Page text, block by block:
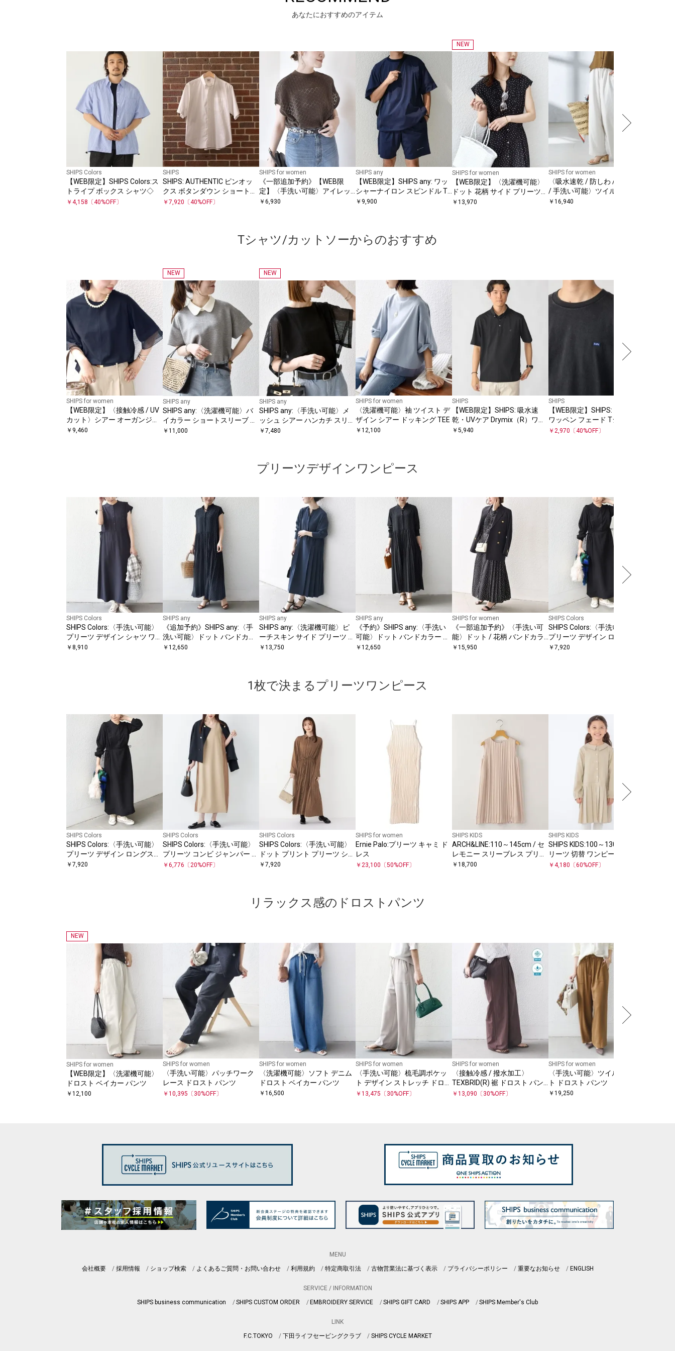
あなたにおすすめのアイテム
SHIPS Colors
【WEB限定】SHIPS Colors:ス
トライプ ボックス シャツ◇
￥ 4,158 〔40%OFF〕
SHIPS
SHIPS: AUTHENTIC ピンオッ
クス ボタンダウン ショートス
リーブ シャツ
￥ 7,920 〔40%OFF〕
SHIPS for women
《一部追加予約》【WEB限
定】〈手洗い可能〉アイレッ
ト クルーネック プルオーバー
￥ 6,930
SHIPS any
【WEB限定】SHIPS any: ワッ
シャーナイロン スピンドル T
シャツ＋イージーショーツ セ
￥ 9,900
NEW
SHIPS for women
【WEB限定】〈洗濯機可能〉
ドット 花柄 サイド プリーツ
フレンチスリーブ ワンピース
￥ 13,970
SHIPS for women
〈吸水速乾 / 防しわ / 接触冷感
/ 手洗い可能〉ツイル ドロス
ト パンツ
￥ 16,940
Tシャツ/カットソーからのおすすめ
SHIPS for women
【WEB限定】〈接触冷感 / UV
カット〉シアー オーガンジー
コンビ プルオーバー
￥ 9,460
NEW
SHIPS any
SHIPS any:〈洗濯機可能〉バ
イカラー ショートスリーブ プ
ルオーバー
￥ 11,000
NEW
SHIPS any
SHIPS any:〈手洗い可能〉メ
ッシュ シアー ハンカチ スリー
ブ ドッキング TEE
￥ 7,480
SHIPS for women
〈洗濯機可能〉袖 ツイスト デ
ザイン シアー ドッキング TEE
￥ 12,100
SHIPS
【WEB限定】SHIPS: 吸水速
乾・UVケア Drymix（R）ワン
ポイントロゴ ボタンダウン ポ
￥ 5,940
SHIPS
【WEB限定】SHIPS: マイクロ
ワッペン フェード Tシャツ
￥ 2,970 〔40%OFF〕
プリーツデザインワンピース
SHIPS Colors
SHIPS Colors:〈手洗い可能〉
プリーツ デザイン シャツ ワン
ピース2◇
￥ 8,910
SHIPS any
《追加予約》SHIPS any:〈手
洗い可能〉ドット バンドカラ
ー フレンチ プリーツ ロング
￥ 12,650
SHIPS any
SHIPS any:〈洗濯機可能〉ピ
ーチスキン サイド プリーツ バ
ンドカラー シャツ ワンピース
￥ 13,750
SHIPS any
《予約》SHIPS any:〈手洗い
可能〉ドット バンドカラー プ
リーツ ロング ワンピース
￥ 12,650
SHIPS for women
《一部追加予約》〈手洗い可
能〉ドット / 花柄 バンドカラ
ー サイド プリーツ ワンピース
￥ 15,950
SHIPS Colors
SHIPS Colors:〈手洗い可能〉
プリーツ デザイン ロングスリ
ーブ ワンピース◇
￥ 7,920
1枚で決まるプリーツワンピース
SHIPS Colors
SHIPS Colors:〈手洗い可能〉
プリーツ デザイン ロングスリ
ーブ ワンピース◇
￥ 7,920
SHIPS Colors
SHIPS Colors:〈手洗い可能〉
プリーツ コンビ ジャンパー ワ
ンピース
￥ 6,776 〔20%OFF〕
SHIPS Colors
SHIPS Colors:〈手洗い可能〉
ドット プリント プリーツ シャ
ツ ワンピース
￥ 7,920
SHIPS for women
Ernie Palo:プリーツ キャミ ド
レス
￥ 23,100 〔50%OFF〕
SHIPS KIDS
ARCH&LINE:110～145cm / セ
レモニー スリーブレス プリー
ツ ドレス
￥ 18,700
SHIPS KIDS
SHIPS KIDS:100～130cm / プ
リーツ 切替 ワンピース
￥ 4,180 〔60%OFF〕
リラックス感のドロストパンツ
NEW
SHIPS for women
【WEB限定】〈洗濯機可能〉
ドロスト ベイカー パンツ
￥ 12,100
SHIPS for women
〈手洗い可能〉パッチワーク
レース ドロスト パンツ
￥ 10,395 〔 30%OFF〕
SHIPS for women
〈洗濯機可能〉ソフト デニム
ドロスト ベイカー パンツ
￥ 16,500
SHIPS for women
〈手洗い可能〉梳毛調ポケッ
ト デザイン ストレッチ ドロス
ト パンツ
￥ 13,475 〔 30%OFF〕
SHIPS for women
〈接触冷感 / 撥水加工〉
TEXBRID(R) 裾 ドロスト パン
ツ
￥ 13,090 〔 30%OFF〕
SHIPS for women
〈手洗い可能〉ツイル ポケッ
ト ドロスト パンツ
￥ 19,250
MENU
会社概要
採用情報 ショップ検索 よくあるご質問・お問い合わせ 利用規約 特定商取引法 古物営業法に基づく表示 プライバシーポリシー 重要なお知らせ ENGLISH
SERVICE / INFORMATION
SHIPS business communication
SHIPS CUSTOM ORDER EMBROIDERY SERVICE SHIPS GIFT CARD SHIPS APP SHIPS Member's Club
LINK
F.C.TOKYO
下田ライフセービングクラブ SHIPS CYCLE MARKET